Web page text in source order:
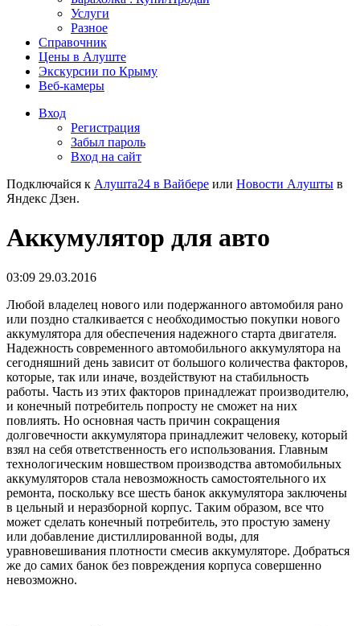
Услуги
Разное
Справочник
Цены в Алуште
Экскурсии по Крыму
Веб-камеры
Вход
Регистрация
Забыл пароль
Вход на сайт
Подключайся к Алушта24 в Вайбере или Новости Алушты в
Яндекс Дзен.
Аккумулятор для авто
03:09 29.03.2016
Любой владелец нового или подержанного автомобиля рано
или поздно сталкивается с необходимостью покупки нового
аккумулятора для обеспечения надежного старта двигателя.
Надежность современного автомобильного аккумулятора на
сегодняшний день зависит от большого количества факторов,
которые, так или иначе, воздействуют на стабильность
работы. Часть из этих факторов принадлежат производителю,
и конечный потребитель попросту не сможет на них
повлиять. Но основная часть причин сокращения
долговечности аккумулятора принадлежит человеку, который
взял на себя ответственность его использования. Главным
технологическим новшеством производства автомобильных
аккумуляторов стала невозможность самостоятельного их
ремонта, поскольку все шесть банок аккумулятора заключены
в цельный и неразборной корпус. Таким образом, все что
может сделать конечный потребитель, это простую замену
или добавление дистиллированной воды, для
уравновешивания плотности смесив аккумуляторе. Добраться
же до самих банок без повреждения корпуса совершенно
невозможно.